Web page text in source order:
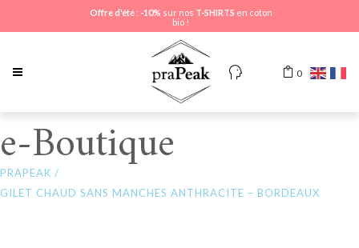
Offre d'été : -10% sur nos T-SHIRTS en coton
bio !
0
e-Boutique
PRAPEAK /
GILET CHAUD SANS MANCHES ANTHRACITE – BORDEAUX